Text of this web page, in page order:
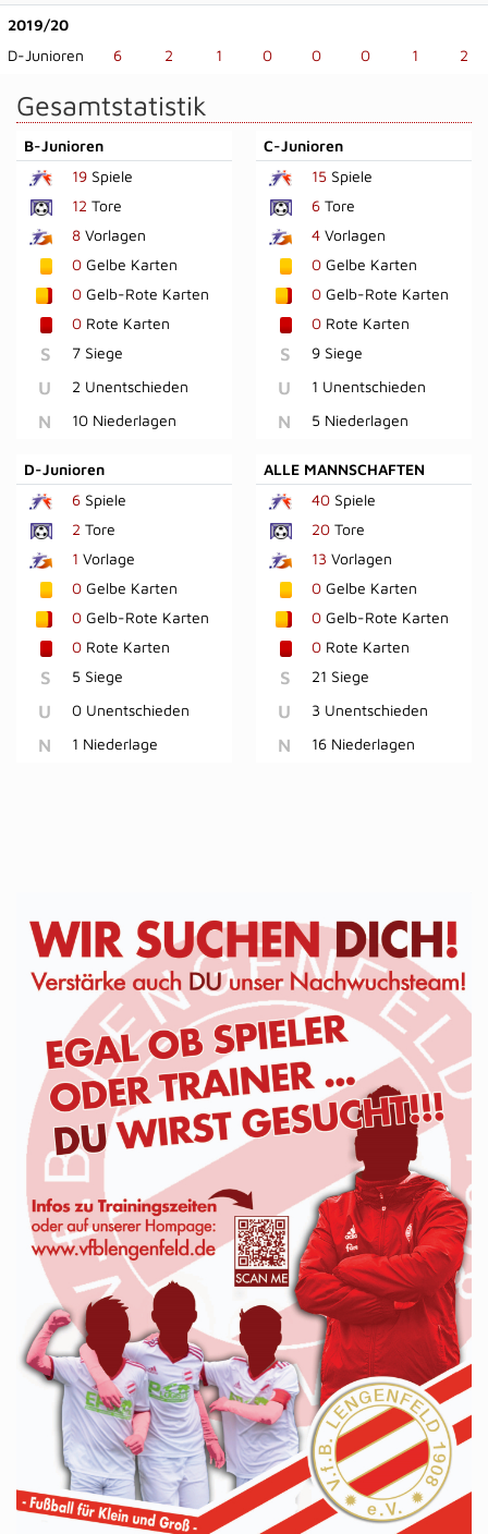
2019/20
D-Junioren
6 2 1 0 0 0 1 2
Gesamtstatistik
B-Junioren
19 Spiele
12 Tore
8 Vorlagen
0 Gelbe Karten
0 Gelb-Rote Karten
0 Rote Karten
S 7 Siege
U 2 Unentschieden
N 10 Niederlagen
C-Junioren
15 Spiele
6Tore
4Vorlagen
0Gelbe Karten
0Gelb-Rote Karten
0Rote Karten
S 9 Siege
U 1 Unentschieden
N 5 Niederlagen
D-Junioren
6 Spiele
2 Tore
1 Vorlage
0 Gelbe Karten
0 Gelb-Rote Karten
0 Rote Karten
S 5 Siege
U 0 Unentschieden
N 1 Niederlage
ALLE MANNSCHAFTEN
40Spiele
20Tore
13 Vorlagen
0Gelbe Karten
0Gelb-Rote Karten
0Rote Karten
S 21 Siege
U 3 Unentschieden
N 16 Niederlagen